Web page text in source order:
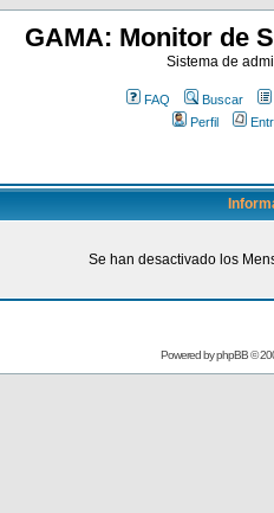
GAMA: Monitor de
Sistema de
FAQ Buscar
Perfil
Se han desactivado los
Powered byphpBB©